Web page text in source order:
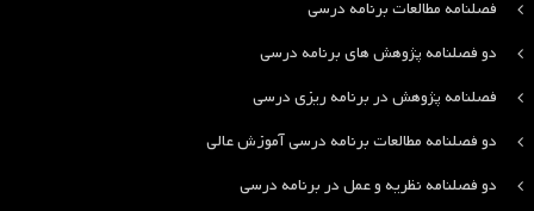
فصلنامه مطالعات برنامه درسی
دو فصلنامه پژوهش های برنامه درسی
فصلنامه پژوهش در برنامه ریزی درسی
دو فصلنامه مطالعات برنامه درسی آموزش عالی
دو فصلنامه نظریه و عمل در برنامه درسی